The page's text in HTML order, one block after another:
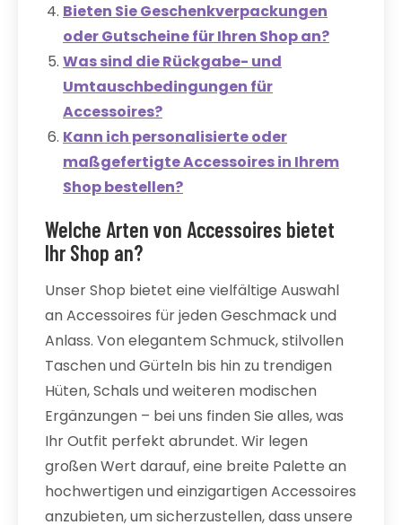
Bieten Sie Geschenkverpackungen
oder Gutscheine für Ihren Shop an?
Was sind die Rückgabe- und
Umtauschbedingungen für
Accessoires?
Kann ich personalisierte oder
maßgefertigte Accessoires in Ihrem
Shop bestellen?
Welche Arten von Accessoires bietet
Ihr Shop an?
Unser Shop bietet eine vielfältige Auswahl
an Accessoires für jeden Geschmack und
Anlass. Von elegantem Schmuck, stilvollen
Taschen und Gürteln bis hin zu trendigen
Hüten, Schals und weiteren modischen
Ergänzungen – bei uns finden Sie alles, was
Ihr Outfit perfekt abrundet. Wir legen
großen Wert darauf, eine breite Palette an
hochwertigen und einzigartigen Accessoires
anzubieten, um sicherzustellen, dass unsere